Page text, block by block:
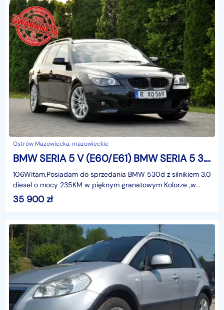
Ostrów Mazowiecka, mazowieckie
BMW SERIA 5 V (E60/E61) BMW SERIA 5 3.0d(235KM)*M-Pakiet*Xenon*Navi*Panorama*HeadUp*El.Fotele*Skóry*Alu1
106Witam.Posiadam do sprzedania BMW 530d z silnikiem 3.0
diesel o mocy 235KM w pięknym granatowym Kolorze ,w
najbogatszej wersji wyposażenia M-Pakiet i z rewela
35 900zł